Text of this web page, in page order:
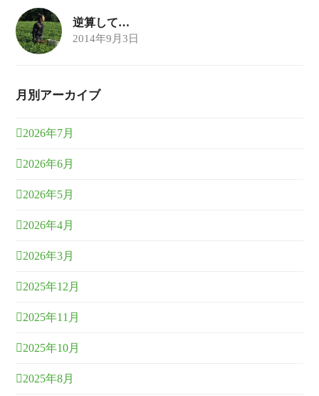
逆算して…
2014年9月3日
月別アーカイブ
2026年7月
2026年6月
2026年5月
2026年4月
2026年3月
2025年12月
2025年11月
2025年10月
2025年8月